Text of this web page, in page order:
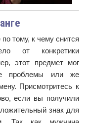
тому, к чему снится
от конкретики
этот предмет мог
проблемы или же
Присмотритесь к
если вы получили
знак для